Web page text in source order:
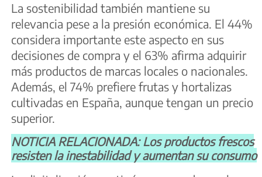
La sostenibilidad también mantiene su
relevancia pese a la presión económica. El 44%
considera importante este aspecto en sus
decisiones de compra y el 63% afirma adquirir
más productos de marcas locales o nacionales.
Además, el 74% prefiere frutas y hortalizas
cultivadas en España, aunque tengan un precio
superior.
NOTICIA RELACIONADA: Los productos frescos
resisten la inestabilidad y aumentan su consumo